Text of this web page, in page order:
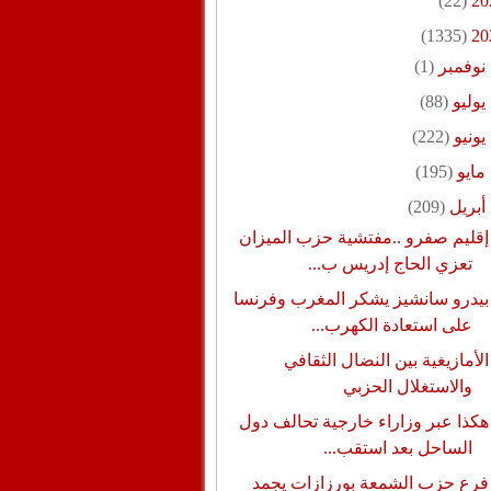
(1335)
نوفمبر(1)
يوليو(88)
يونيو(222)
مايو(195)
أبريل(209)
إقليم صفرو ..مفتشية حزب الميزان
تعزي الحاج إدريس ب...
بيدرو سانشيز يشكر المغرب وفرنسا
على استعادة الكهرب...
الأمازيغية بين النضال الثقافي
والاستغلال الحزبي
هكذا عبر وزاراء خارجية تحالف دول
الساحل بعد استقب...
فرع حزب الشمعة بورزازات يجمد